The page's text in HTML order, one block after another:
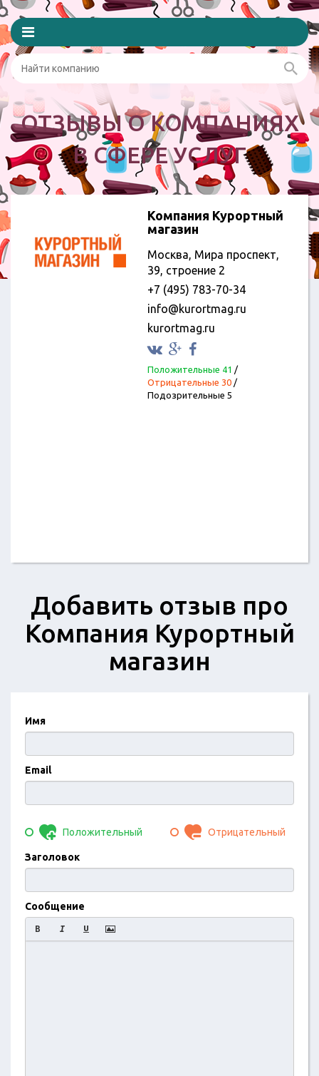
ОТЗЫВЫ О КОМПАНИЯХ
В СФЕРЕ УСЛУГ
Компания Курортный
магазин
Москва, Мира проспект,
39, строение 2
+7 (495) 783-70-34
info@kurortmag.ru
kurortmag.ru
Положительные 41 /
Отрицательные 30/
Подозрительные 5
Добавить отзыв про
Компания Курортный
магазин
Имя
Email
Положительный Отрицательный
Заголовок
Сообщение